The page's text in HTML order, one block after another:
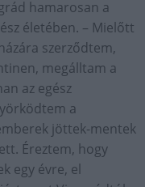
hamarosan a
életében. – Mielőtt
szerződtem,
megálltam a
az egész
a
jöttek-mentek
Éreztem, hogy
egy évre, el